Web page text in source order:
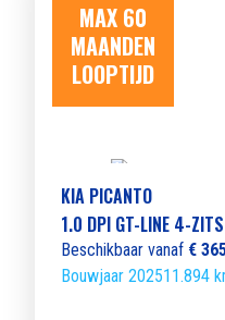
MAX 60
MAANDEN
LOOPTIJD
KIA PICANTO
1.0 DPI GT-LINE 4-ZITS
Beschikbaar vanaf €
Bouwjaar 202511.894